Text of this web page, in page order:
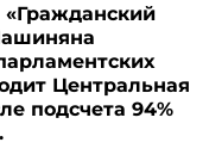
Центральная
подсчета 94%
.